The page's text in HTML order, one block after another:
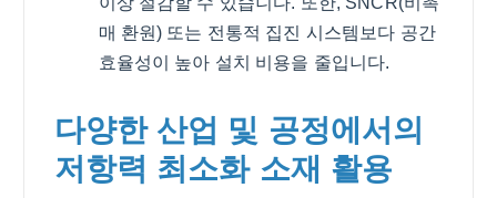
매 환원) 또는 전통적 집진 시스템보다 공간
효율성이 높아 설치 비용을 줄입니다.
다양한 산업 및 공정에서의
저항력 최소화 소재 활용